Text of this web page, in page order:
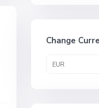
Change
EUR